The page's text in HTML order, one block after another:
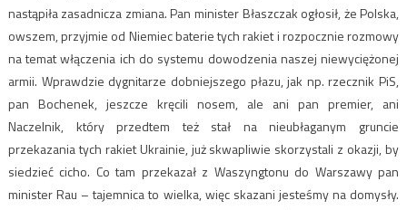
nastąpiła zasadnicza zmiana. Pan minister Błaszczak ogłosił, że Polska,
owszem, przyjmie od Niemiec baterie tych rakiet i rozpocznie rozmowy
na temat włączenia ich do systemu dowodzenia naszej niewyciężonej
armii. Wprawdzie dygnitarze dobniejszego płazu, jak np. rzecznik PiS,
pan Bochenek, jeszcze kręcili nosem, ale ani pan premier, ani
Naczelnik, który przedtem też stał na nieubłaganym gruncie
przekazania tych rakiet Ukrainie, już skwapliwie skorzystali z okazji, by
siedzieć cicho. Co tam przekazał z Waszyngtonu do Warszawy pan
minister Rau – tajemnica to wielka, więc skazani jesteśmy na domysły.